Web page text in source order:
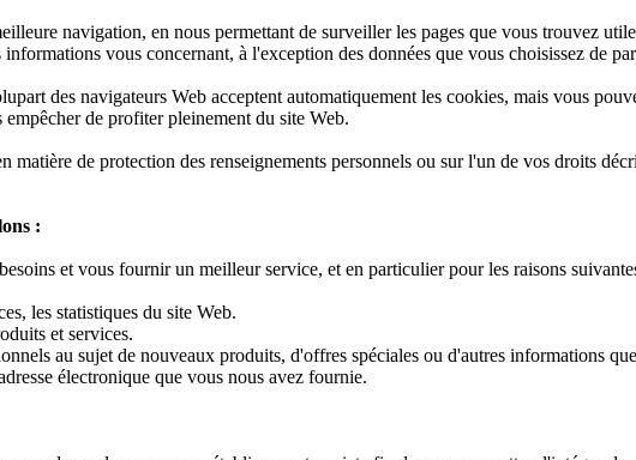
navigation, en nous permettant de surveiller les pages que vous trouvez
vous concernant, à l'exception des données que vous choisissez de
des navigateurs Web acceptent automatiquement les cookies, mais vous
de profiter pleinement du site Web.
matière de protection des renseignements personnels ou sur l'un de vos droits
:
et vous fournir un meilleur service, et en particulier pour les raisons
les statistiques du site Web.
et services.
au sujet de nouveaux produits, d'offres spéciales ou d'autres informations
électronique que vous nous avez fournie.